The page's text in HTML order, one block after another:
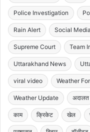
Police Investigation
Rain Alert Social Media
Supreme Court Team
Uttarakhand News
viral video Weather
Weather Update अदालत
काम क्रिकेट खेल